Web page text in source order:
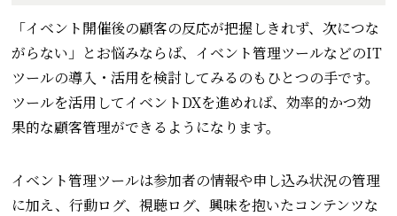
「イベント開催後の顧客の反応が把握しきれず、次につな
がらない」とお悩みならば、イベント管理ツールなどのIT
ツールの導入・活用を検討してみるのもひとつの手です。
ツールを活用してイベントDXを進めれば、効率的かつ効
果的な顧客管理ができるようになります。
イベント管理ツールは参加者の情報や申し込み状況の管理
に加え、行動ログ、視聴ログ、興味を抱いたコンテンツな